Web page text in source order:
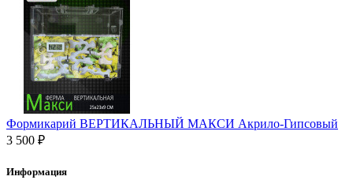
Формикарий ВЕРТИКАЛЬНЫЙ МАКСИ Акрило-Гипсовый
3 500 ₽
Информация